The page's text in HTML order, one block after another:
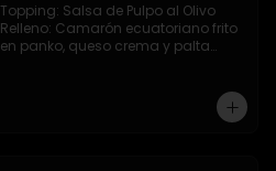
Topping: Salsa de Pulpo al Olivo
Relleno: Camarón ecuatoriano frito
en panko, queso crema y palta